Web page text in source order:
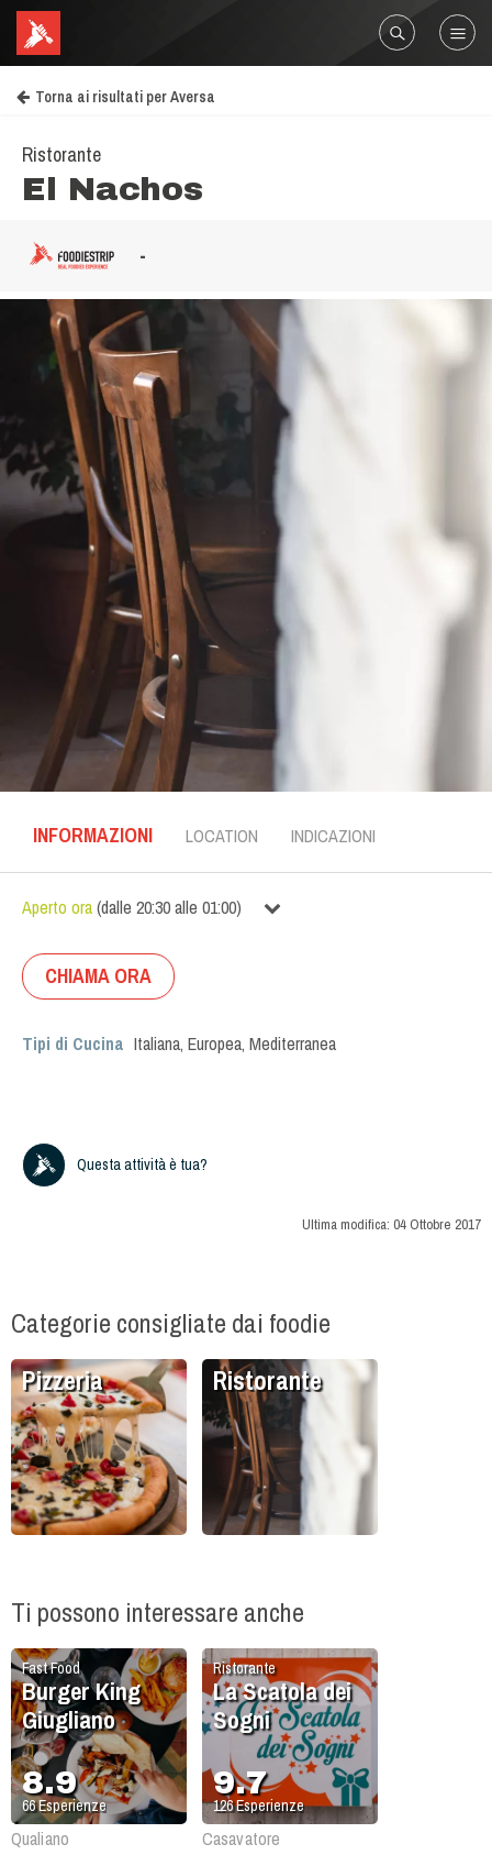
Torna ai risultati per Aversa
Ristorante
El Nachos
-
INFORMAZIONI LOCATION INDICAZIONI
Aperto ora(dalle 20:30alle 01:00)
CHIAMA ORA
Tipi di Cucina Italiana, Europea, Mediterranea
Questa attività è tua?
Ultima modifica: 04 Ottobre 2017
Categorie consigliate dai foodie
Pizzeria Ristorante
Ti possono interessare anche
Fast Food
Burger King
Giugliano
8.9
66Esperienze
Qualiano
Ristorante
La Scatola dei
Sogni
9.7
126Esperienze
Casavatore